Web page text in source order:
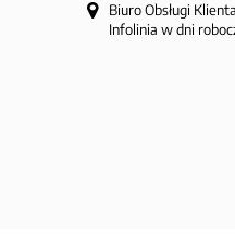
Biuro Obsługi Klienta
Infolinia w dni